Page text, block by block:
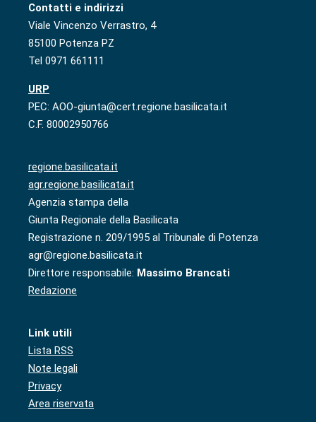
Contatti e indirizzi
Viale Vincenzo Verrastro, 4
85100 Potenza PZ
Tel 0971 661111
URP
PEC: AOO-giunta@cert.regione.basilicata.it
C.F. 80002950766
regione.basilicata.it
agr.regione.basilicata.it
Agenzia stampa della
Giunta Regionale della Basilicata
Registrazione n. 209/1995 al Tribunale di Potenza
agr@regione.basilicata.it
Direttore responsabile: Massimo Brancati
Redazione
Link utili
Lista RSS
Note legali
Privacy
Area riservata